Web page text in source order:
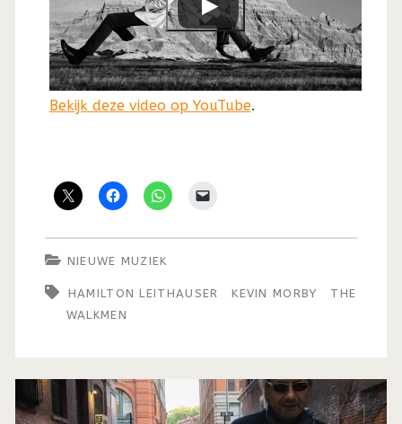
Bekijk deze video op YouTube.
NIEUWE MUZIEK
HAMILTON LEITHAUSER KEVIN MORBY
THE
WALKMEN